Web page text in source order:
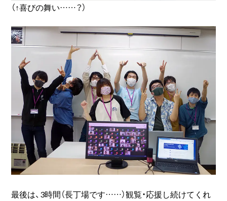
（↑喜びの舞い……？）
最後は、3時間（長丁場です……）観覧・応援し続けてくれ